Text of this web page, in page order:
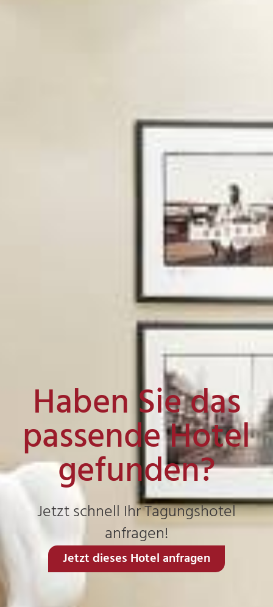
Haben Sie das
passende Hotel
gefunden?
Jetzt schnell Ihr Tagungshotel
anfragen!
Jetzt dieses Hotel anfragen